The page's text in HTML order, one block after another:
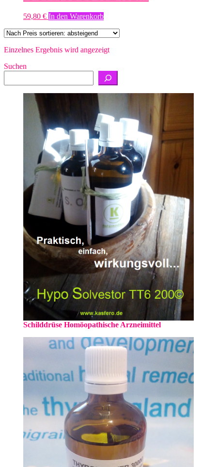
59,80 € In den Warenkorb
Einzelnes Ergebnis wird angezeigt
Suchen
Schilddrüse Homöopathische Arzneimittel